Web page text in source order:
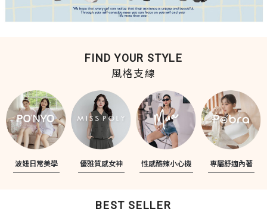
FIND YOUR STYLE
風格支線
波妞日常美學 優雅質感女神 性感酷辣小心機 專屬舒適內著
BEST SELLER